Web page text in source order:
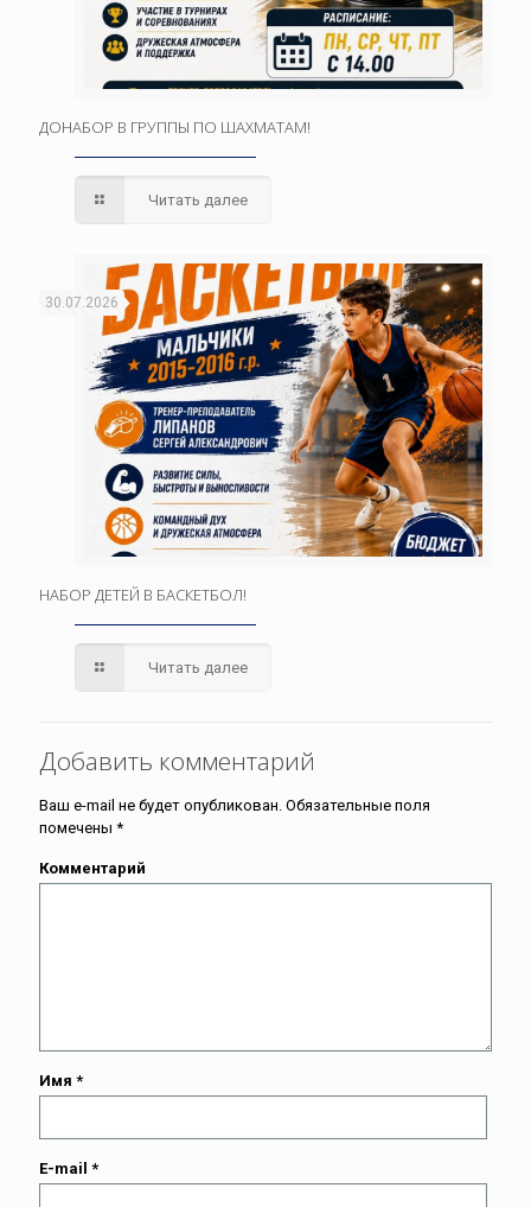
ДОНАБОР В ГРУППЫ ПО ШАХМАТАМ!
Читать далее
30.07.2026
НАБОР ДЕТЕЙ В БАСКЕТБОЛ!
Читать далее
Добавить комментарий
Ваш e-mail не будет опубликован. Обязательные поля
помечены *
Комментарий
Имя *
E-mail *